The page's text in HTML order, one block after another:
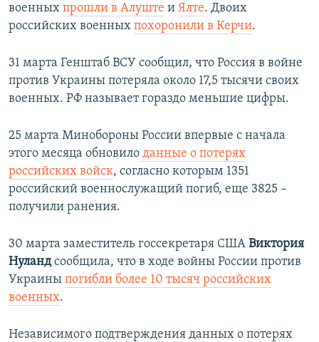
военных прошли в Алуште и Ялте. Двоих
российских военных похоронили в Керчи.
31 марта Генштаб ВСУ сообщил, что Россия в войне
против Украины потеряла около 17,5 тысячи своих
военных. РФ называет гораздо меньшие цифры.
25 марта Минобороны России впервые с начала
этого месяца обновило данные о потерях
российских войск, согласно которым 1351
российский военнослужащий погиб, еще 3825 –
получили ранения.
30 марта заместитель госсекретаря США Виктория
Нуландсообщила, что в ходе войны России против
Украины погибли более 10 тысяч российских
военных.
Независимого подтверждения данных о потерях